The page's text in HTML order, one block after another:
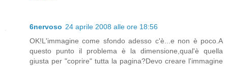
6nervoso 24 aprile 2008 alle ore 18:56
OK!L'immagine come sfondo adesso c'è...e non è poco.A
questo punto il problema è la dimensione,qual'è quella
giusta per "coprire" tutta la pagina?Devo creare l'immagine